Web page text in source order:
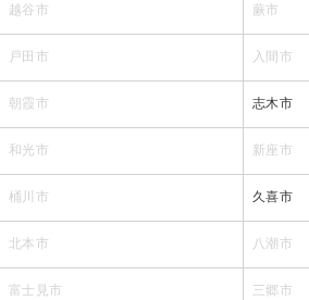
越谷市 蕨市
戸田市 入間市
朝霞市 志木市
和光市 新座市
桶川市 久喜市
北本市 八潮市
富士見市 三郷市